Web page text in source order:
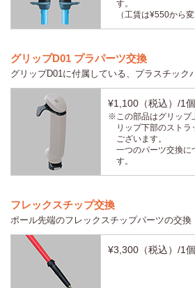
す。
（工賃は¥550から
グリップD01 プラパーツ交換
グリップD01に付属している、プラスチック
¥1,100（税込）/1
※この部品はグリップ
リップ下部のスト
ございます。
一つのパーツ交換に
す。
フレックスチップ交換
ポール先端のフレックスチップパーツの交換
¥3,300（税込）/1